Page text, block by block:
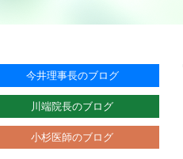
今井理事長のブログ
川端院長のブログ
小杉医師のブログ